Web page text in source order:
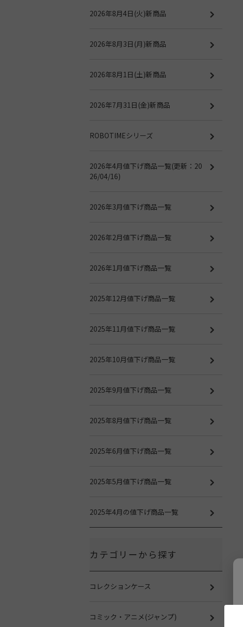
2026年8月4日(火)新商品
2026年8月3日(月)新商品
2026年8月1日(土)新商品
2026年7月31日(金)新商品
ROBOTIMEシリーズ
2026年4月値下げ商品一覧(更新：20
26/04/16)
2026年3月値下げ商品一覧
2026年2月値下げ商品一覧
2026年1月値下げ商品一覧
2025年12月値下げ商品一覧
2025年11月値下げ商品一覧
2025年10月値下げ商品一覧
2025年9月値下げ商品一覧
2025年8月値下げ商品一覧
2025年6月値下げ商品一覧
2025年5月値下げ商品一覧
2025年4月の値下げ商品一覧
カテゴリーから探す
コレクションケース
コミック・アニメ(ジャンプ)